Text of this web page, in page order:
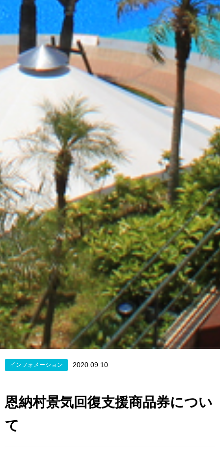
インフォメーション 2020.09.10
恩納村景気回復支援商品券につい
て